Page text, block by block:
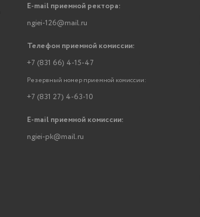
E-mail приемной ректора:
ngiei-126@mail.ru
Телефон приемной комиссии:
+7 (831 66) 4-15-47
Резервный номер приемной комиссии:
+7 (831 27) 4-63-10
E-mail приемной комиссии:
ngiei-pk@mail.ru